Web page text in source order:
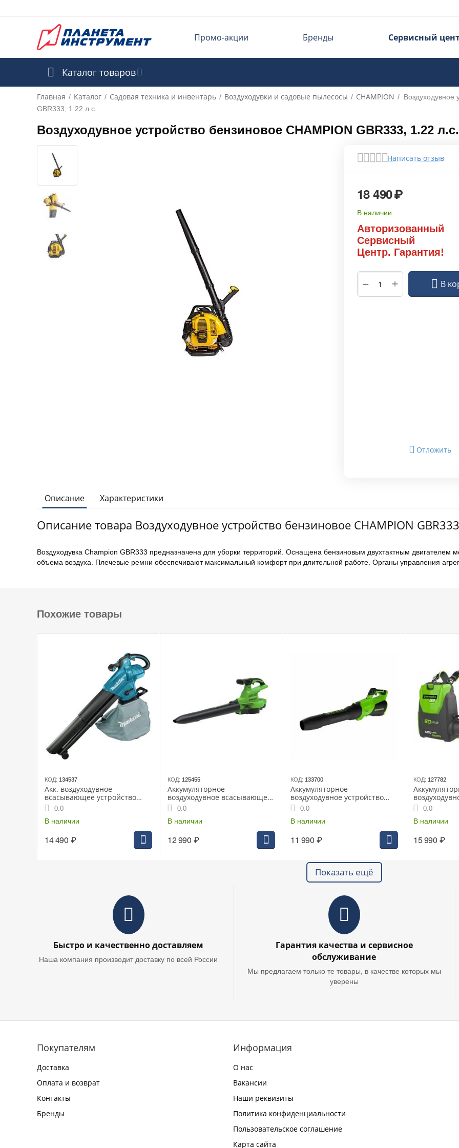
Промо-акции Бренды Сервисный
Каталог товаров
Главная / Каталог / Садовая техника и инвентарь / Воздуходувки и садовые пылесосы / CHAMPION / Воздуходувное
GBR333, 1.22 л.с.
Воздуходувное устройство бензиновое CHAMPION GBR333, 1.22 л.с.
Написать отзыв
18 490₽
В наличии
Авторизованный
Сервисный
Центр. Гарантия!
+
− В
Отложить
Описание Характеристики
Описание товара Воздуходувное устройство бензиновое CHAMPION
Воздуходувка Champion GBR333 предназначена для уборки территорий. Оснащена бензиновым двухтактным двигателем
объема воздуха. Плечевые ремни обеспечивают максимальный комфорт при длительной работе. Органы управления
Похожие товары
КОД: 134537
Акк. воздуходувное
всасывающее устройство
MAKITA DUB187Z, LXT BL 18В,
4,2 м³/мин, 64 м/с, мешок 25 л,
XPT, без АКБ и ЗУ
0.0
В наличии
14 490 ₽
КОД: 125455
Аккумуляторное
воздуходувное всасывающее
устройство GREENWORKS
GD40BVII, 40В, без АКБ и ЗУ
0.0
В наличии
12 990 ₽
КОД: 133700
Аккумуляторное
воздуходувное устройство
GREENWORKS GD40BG3 (без
АКБ и ЗУ)
0.0
В наличии
11 990 ₽
КОД: 127782
ЗУ
0.0
В наличии
15 990 ₽
Показать ещё
Быстро и качественно доставляем
Наша компания производит доставку по всей России
Гарантия качества и сервисное
обслуживание
Мы предлагаем только те товары, в качестве которых мы
уверены
Покупателям
Доставка
Оплата и возврат
Контакты
Бренды
Информация
О нас
Вакансии
Наши реквизиты
Политика конфиденциальности
Пользовательское соглашение
Карта сайта